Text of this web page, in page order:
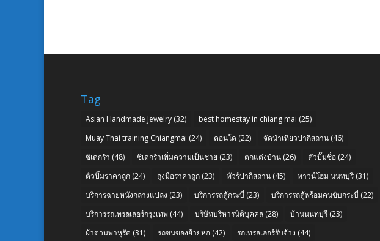
Tag
Asian Handmade Jewelry (32) best homestay in chiang mai (25)
Muay Thai training Chiangmai (24) คอนโด (22) จัดนำเที่ยวปากีสถาน (46)
ซิเดกร้า (48) ซิเดกร้าเพิ่มความเป็นชาย (23) ตกแต่งบ้าน (26) ตัวปั๊มชื่อ (24)
ตัวปั๊มราคาถูก (24) ถุงมือราคาถูก (23) ทัวร์ปากีสถาน (45) ทาวน์โฮม นนทบุรี (31)
บริการฉายหนังกลางแปลง (23) บริการรถตู้กระบี่ (23) บริการรถตู้พร้อมคนขับกระบี่ (22)
บริการรถเทรลเลอร์กรุงเทพ (44) บริษัทบริหารนิติบุคคล (28) บ้านนนทบุรี (23)
ผ้าต่วนพาหุรัด (31) รถขนของย้ายหอ (42) รถเทรลเลอร์รับจ้าง (44)